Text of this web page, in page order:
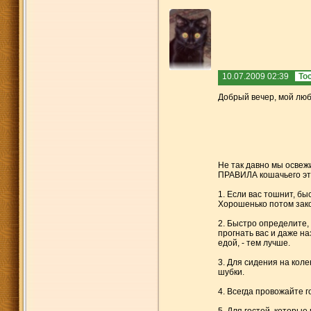
10.07.2009 02:39
Добрый вечер, мой
Не так давно мы
ПРАВИЛА кошачьего
1. Если вас тошнит,
Хорошенько потом
2. Быстро определите,
прогнать вас и даже
едой, - тем лучше.
3. Для сидения на
шубки.
4. Всегда провожайте